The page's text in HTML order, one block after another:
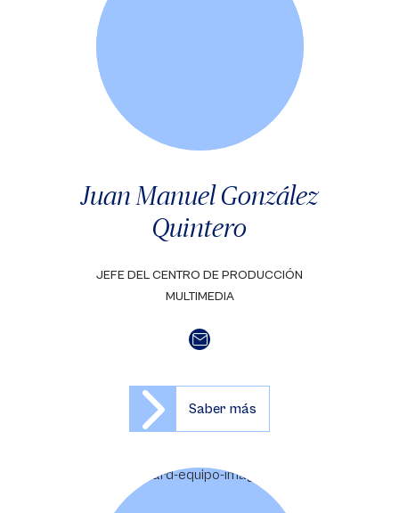
Juan Manuel González
Quintero
JEFE DEL CENTRO DE PRODUCCIÓN
MULTIMEDIA
Saber más